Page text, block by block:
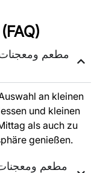
und kleinen
als auch zu
genießen.